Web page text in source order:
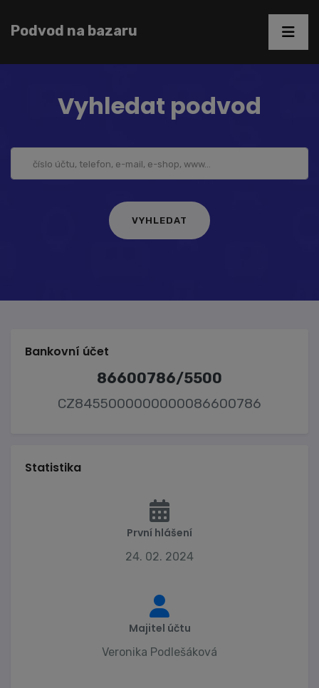
Podvod na bazaru
Vyhledat podvod
Bankovní účet
86600786/5500
CZ8455000000000086600786
Statistika
První hlášení
24. 02. 2024
Majitel účtu
Veronika Podlešáková